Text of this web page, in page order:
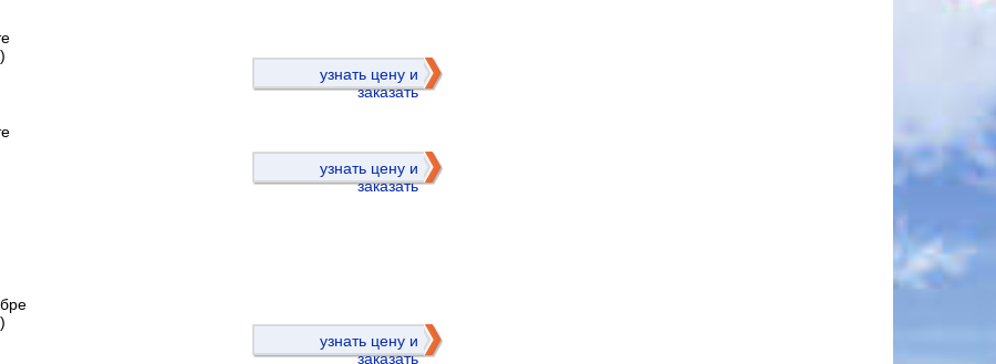
узнать цену и
заказать
узнать цену и
заказать
узнать цену и
заказать